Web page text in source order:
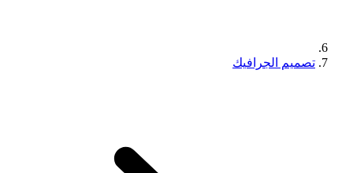
تصميم الجرافيك